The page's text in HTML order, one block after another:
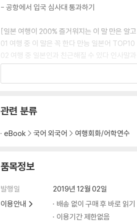
- 공항에서 입국 심사대 통과하기
[일본 여행이 200% 즐거워지는 이 말 만은 알
01 여행 중 이 말은 꼭 한다 만능 일본어 TOP10
02 여행 중 일본인과 친근해질 수 있다 인사말
03 여행 중 이 말은 꼭 듣는다 일본인 답변
교통수단 및 노선 알아볼 때
거리에서
버스 이용하기
기차 이용하기
관련 분류
eBook 국어 외국어 여행회화/어학연수
품목정보
발행일
2019년 12월 02일
이용안내
배송 없이 구매 후 바로 읽기
이용기간 제한없음